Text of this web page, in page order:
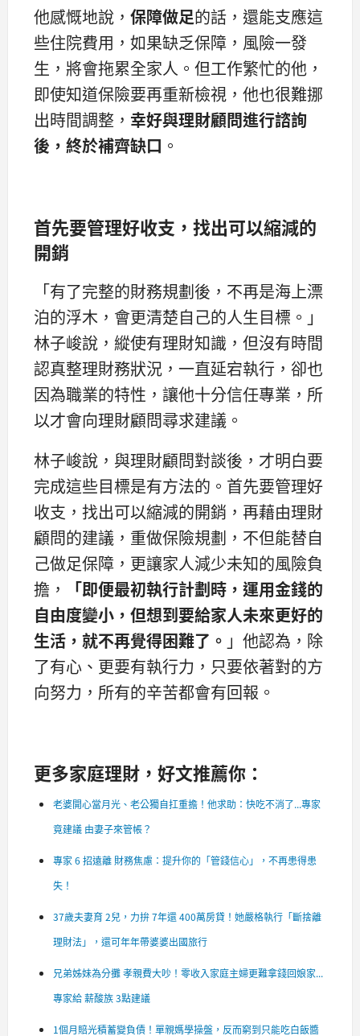
他感慨地說， 保障做足的話，還能支應這
些住院費用，如果缺乏保障，風險一發
生，將會拖累全家人。但工作繁忙的他，
即使知道保險要再重新檢視，他也很難挪
出時間調整， 幸好與理財顧問進行諮詢
後，終於補齊缺口 。
首先要管理好收支 ，找出可以縮減的
開銷
「有了完整的財務規劃後，不再是海上漂
泊的浮木，會更清楚自己的人生目標。」
林子峻說，縱使有理財知識，但沒有時間
認真整理財務狀況，一直延宕執行，卻也
因為職業的特性，讓他十分信任專業，所
以才會向理財顧問尋求建議。
林子峻說，與理財顧問對談後，才明白要
完成這些目標是有方法的。首先要管理好
收支，找出可以縮減的開銷，再藉由理財
顧問的建議，重做保險規劃，不但能替自
己做足保障，更讓家人減少未知的風險負
擔，
「即便最初執行計劃時，運用金錢的
自由度變小，但想到要給家人未來更好的
生活，就不再覺得困難了。 」他認為，除
了有心、更要有執行力，只要依著對的方
向努力，所有的辛苦都會有回報。
更多家庭理財，好文推薦你：
老婆開心當月光、老公獨自扛重擔！他求助：快吃不消了...專家
竟建議 由妻子來管帳？
專家 6 招遠離 財務焦慮：提升你的「管錢信心」，不再患得患
失！
37歲夫妻育 2兒，力拚 7年還 400萬房貸！她嚴格執行「斷捨離
理財法」，還可年年帶婆婆出國旅行
兄弟姊妹為分攤 孝親費大吵！零收入家庭主婦更難拿錢回娘家...
專家給 薪酸族 3點建議
1個月賠光積蓄變負債！單親媽學操盤，反而窮到只能吃白飯醬